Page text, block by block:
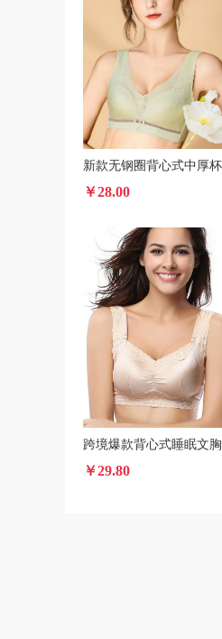
￥28.00
￥29.80